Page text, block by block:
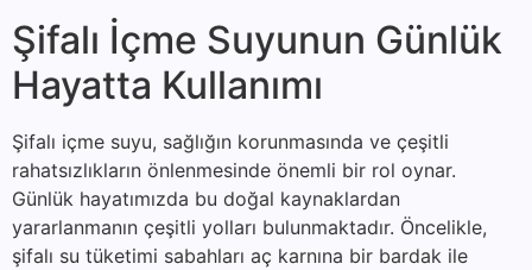
Şifalı İçme Suyunun Günlük
Hayatta Kullanımı
Şifalı içme suyu, sağlığın korunmasında ve çeşitli
rahatsızlıkların önlenmesinde önemli bir rol oynar.
Günlük hayatımızda bu doğal kaynaklardan
yararlanmanın çeşitli yolları bulunmaktadır. Öncelikle,
şifalı su tüketimi sabahları aç karnına bir bardak ile